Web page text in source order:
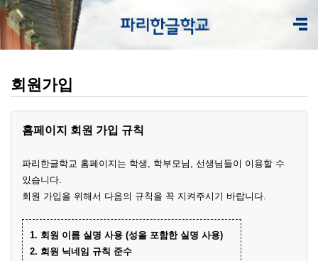
회원가입
홈페이지 회원 가입 규칙
파리한글학교 홈페이지는 학생, 학부모님, 선생님들이 이용할 수
있습니다.
회원 가입을 위해서 다음의 규칙을 꼭 지켜주시기 바랍니다.
1. 회원 이름 실명 사용 (성을 포함한 실명 사용)
2. 회원 닉네임 규칙 준수